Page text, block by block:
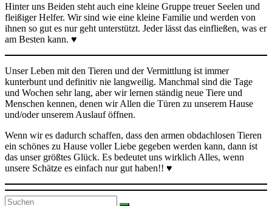
Hinter uns Beiden steht auch eine kleine Gruppe treuer Seelen und
fleißiger Helfer. Wir sind wie eine kleine Familie und werden von
ihnen so gut es nur geht unterstützt. Jeder lässt das einfließen, was er
am Besten kann. ♥
Unser Leben mit den Tieren und der Vermittlung ist immer
kunterbunt und definitiv nie langweilig. Manchmal sind die Tage
und Wochen sehr lang, aber wir lernen ständig neue Tiere und
Menschen kennen, denen wir Allen die Türen zu unserem Hause
und/oder unserem Auslauf öffnen.
Wenn wir es dadurch schaffen, dass den armen obdachlosen Tieren
ein schönes zu Hause voller Liebe gegeben werden kann, dann ist
das unser größtes Glück. Es bedeutet uns wirklich Alles, wenn
unsere Schätze es einfach nur gut haben!! ♥